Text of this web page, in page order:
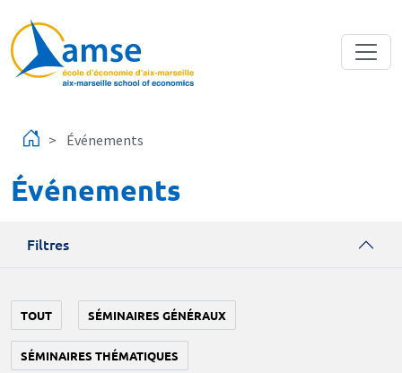
Événements
Événements
Filtres
TOUT SÉMINAIRES GÉNÉRAUX
SÉMINAIRES THÉMATIQUES